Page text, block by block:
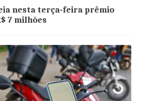
nesta terça-feira prêmio
7 milhões